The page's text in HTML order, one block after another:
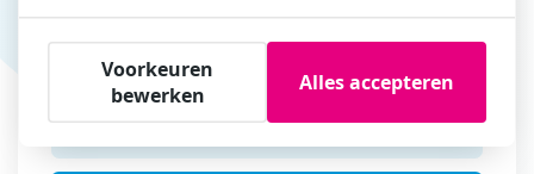
Cursisten
Voeg cursisten toe
Voornaam
Voorkeuren
bewerken
Alles accepteren